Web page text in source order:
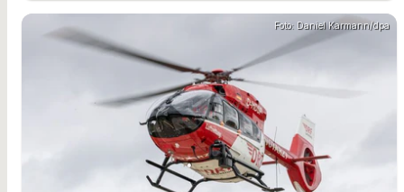
Foto: Daniel Karmann/dpa